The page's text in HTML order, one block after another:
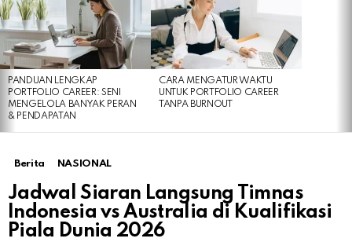
LATEST
STORIES
PANDUAN LENGKAP
PORTFOLIO CAREER: SENI
MENGELOLA BANYAK PERAN
& PENDAPATAN
CARA MENGATUR WAKTU
UNTUK PORTFOLIO CAREER
TANPA BURNOUT
Berita NASIONAL
Jadwal Siaran Langsung Timnas
Indonesia vs Australia di Kualifikasi
Piala Dunia 2026